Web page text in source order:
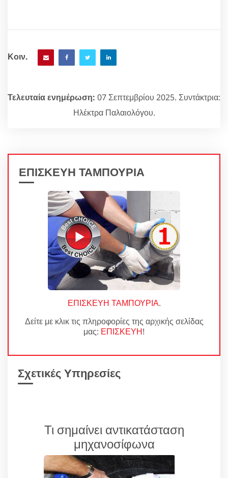
Κοιν.
Τελευταία ενημέρωση: 07 Σεπτεμβρίου 2025. Συντάκτρια:
Ηλέκτρα Παλαιολόγου.
ΕΠΙΣΚΕΥΗ ΤΑΜΠΟΥΡΙΑ
ΕΠΙΣΚΕΥΗ ΤΑΜΠΟΥΡΙΑ.
Δείτε με κλικ τις πληροφορίες της αρχικής σελίδας
μας: ΕΠΙΣΚΕΥΗ!
Σχετικές Υπηρεσίες
Τι σημαίνει αντικατάσταση
μηχανοσίφωνα